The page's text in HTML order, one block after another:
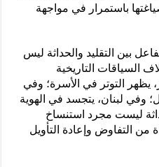
باستمرار في مواجهة
بين التقليد والحداثة ليس
السياقات التاريخية
يظهر التوتر في الأسرة؛ وفي
وفي لبنان، يتجسد في الهوية
ليست مجرد استنساخ
من التفاوض وإعادة التأويل